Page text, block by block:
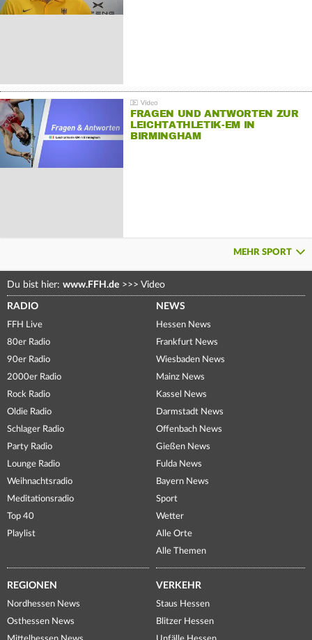
FRAGEN UND ANTWORTEN ZUR
LEICHTATHLETIK-EM IN
BIRMINGHAM
MEHR SPORT
Du bist hier: www.FFH.de >>> Video
RADIO
FFH Live
80er Radio
90er Radio
2000er Radio
Rock Radio
Oldie Radio
Schlager Radio
Party Radio
Lounge Radio
Weihnachtsradio
Meditationsradio
Top 40
Playlist
NEWS
Hessen News
Frankfurt News
Wiesbaden News
Mainz News
Kassel News
Darmstadt News
Offenbach News
Gießen News
Fulda News
Bayern News
Sport
Wetter
Alle Orte
Alle Themen
REGIONEN
Nordhessen News
Osthessen News
VERKEHR
Staus Hessen
Blitzer Hessen